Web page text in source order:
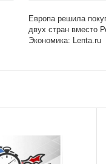
Европа решила
двух стран вместо
Экономика: Lenta.ru